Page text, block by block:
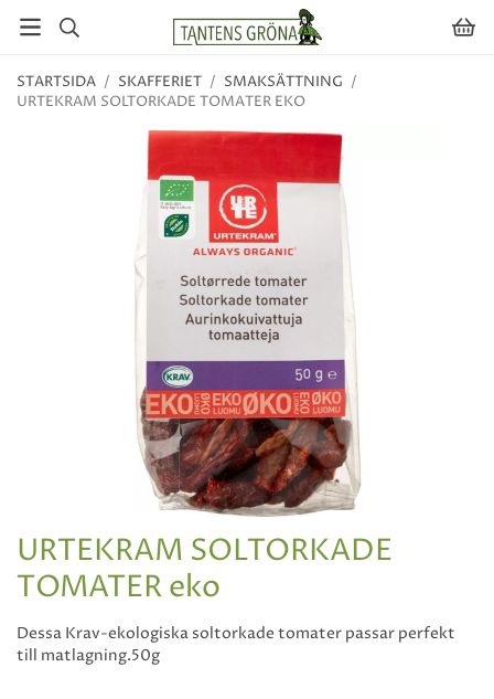
STARTSIDA / SKAFFERIET / SMAKSÄTTNING /
URTEKRAM SOLTORKADE TOMATER EKO
URTEKRAM SOLTORKADE
TOMATER eko
Dessa Krav-ekologiska soltorkade tomater passar perfekt
till matlagning.50g